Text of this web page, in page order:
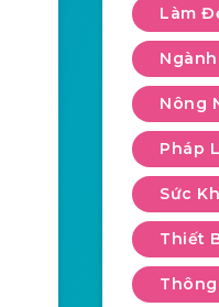
Làm
Nông
Pháp
Sức
Thiết